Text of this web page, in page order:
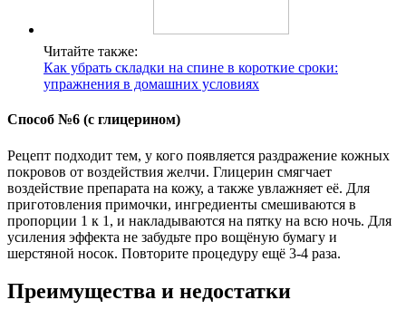
Читайте также:
Как убрать складки на спине в короткие сроки:
упражнения в домашних условиях
Способ №6 (с глицерином)
Рецепт подходит тем, у кого появляется раздражение кожных
покровов от воздействия желчи. Глицерин смягчает
воздействие препарата на кожу, а также увлажняет её. Для
приготовления примочки, ингредиенты смешиваются в
пропорции 1 к 1, и накладываются на пятку на всю ночь. Для
усиления эффекта не забудьте про вощёную бумагу и
шерстяной носок. Повторите процедуру ещё 3-4 раза.
Преимущества и недостатки